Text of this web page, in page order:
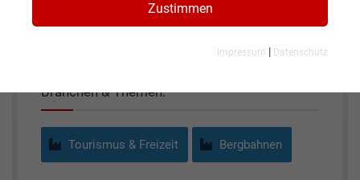
Mundaun
Branchen & Themen:
Tourismus & Freizeit Bergbahnen
Zustimmen
Impressum | Datenschutz